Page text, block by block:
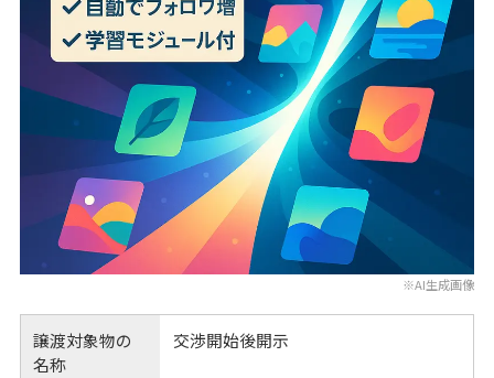
※AI生成画像
譲渡対象物の
名称
交渉開始後開示